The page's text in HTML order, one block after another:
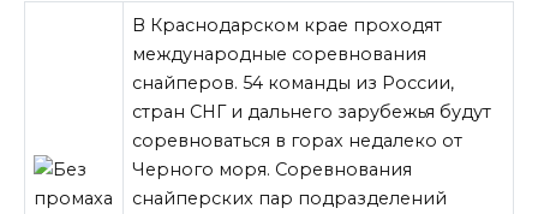
В Краснодарском крае проходят
международные соревнования
снайперов. 54 команды из России,
стран СНГ и дальнего зарубежья будут
соревноваться в горах недалеко от
Черного моря. Соревнования
снайперских пар подразделений